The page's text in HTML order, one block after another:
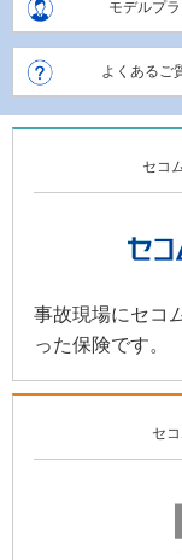
モデルプ
よくあるご
セコ
事故現場にセコ
った保険です。
セ